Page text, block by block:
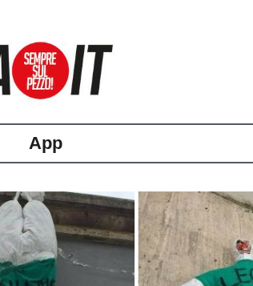
App